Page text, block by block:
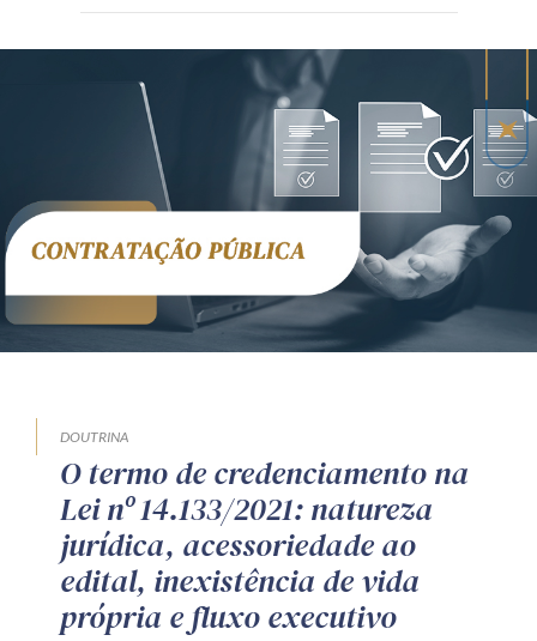
DOUTRINA
O termo de credenciamento na
Lei nº 14.133/2021: natureza
jurídica, acessoriedade ao
edital, inexistência de vida
própria e fluxo executivo